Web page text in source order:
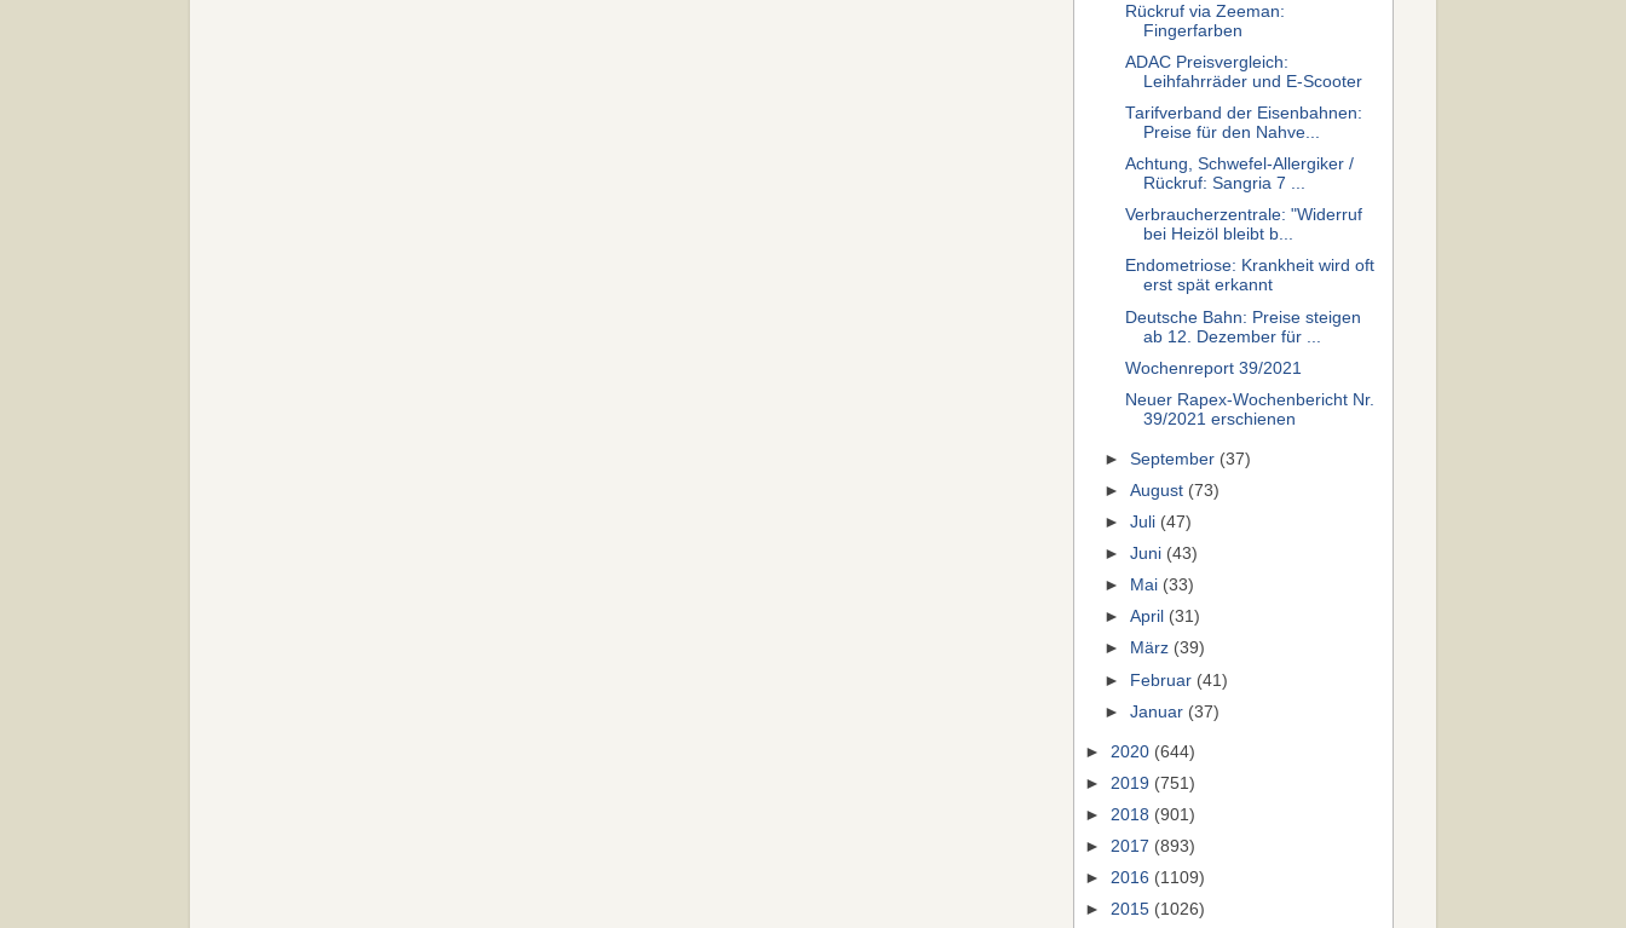
Rückruf via Zeeman:
Fingerfarben
ADAC Preisvergleich:
Leihfahrräder und E-Scooter
Tarifverband der Eisenbahnen:
Preise für den Nahve...
Achtung, Schwefel-Allergiker /
Rückruf: Sangria 7 ...
Verbraucherzentrale: "Widerruf
bei Heizöl bleibt b...
Endometriose: Krankheit wird oft
erst spät erkannt
Deutsche Bahn: Preise steigen
ab 12. Dezember für ...
Wochenreport 39/2021
Neuer Rapex-Wochenbericht Nr.
39/2021 erschienen
►September (37)
►August (73)
►Juli (47)
►Juni (43)
►
Mai (33)
►April (31)
►
März (39)
► Februar (41)
►Januar (37)
► 2020 (644)
► 2019 (751)
► 2018 (901)
► 2017 (893)
► 2016 (1109)
► 2015 (1026)